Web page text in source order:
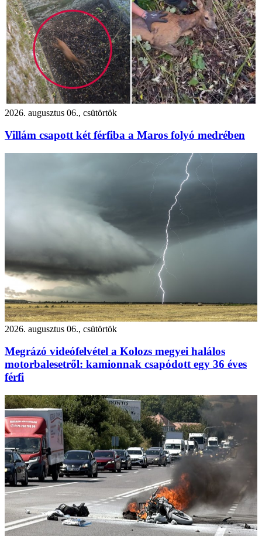
2026. augusztus 06., csütörtök
Villám csapott két férfiba a Maros folyó medrében
2026. augusztus 06., csütörtök
Megrázó videófelvétel a Kolozs megyei halálos
motorbalesetről: kamionnak csapódott egy 36 éves
férfi